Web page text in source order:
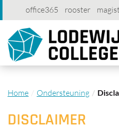
office365 rooster
account
contact
Home Ondersteuning
DISCLAIMER